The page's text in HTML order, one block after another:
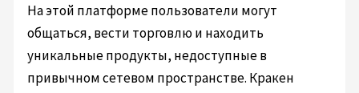
На этой платформе пользователи могут
общаться, вести торговлю и находить
уникальные продукты, недоступные в
привычном сетевом пространстве. Кракен